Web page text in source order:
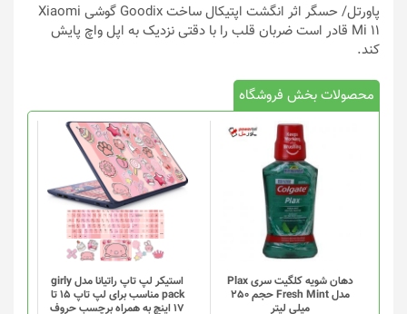
پاورتل
/ حسگر اثر انگشت اپتیکال ساخت Goodix گوشی Xiaomi
Mi 11 قادر است ضربان قلب را با دقتی نزدیک به اپل واچ پایش
کند.
محصولات بخش فروشگاه
دهان شویه کلگیت سری Plax
مدل Fresh Mint حجم 250
میلی لیتر
استیکر لپ تاپ راتیانا مدل girly
pack مناسب برای لپ تاپ 15 تا
17 اینچ به همراه برچسب حروف